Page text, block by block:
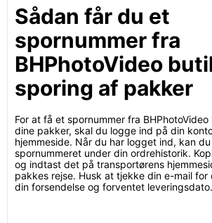
Sådan får du et
spornummer fra
BHPhotoVideo
sporing af pakker
For at få et spornummer fra
dine pakker, skal du logge ind på din
hjemmeside. Når du har logget ind, kan
spornummeret under din ordrehistorik.
og indtast det på transportørens
pakkes rejse. Husk at tjekke din e-mail for
din forsendelse og forventet leveringsdato.